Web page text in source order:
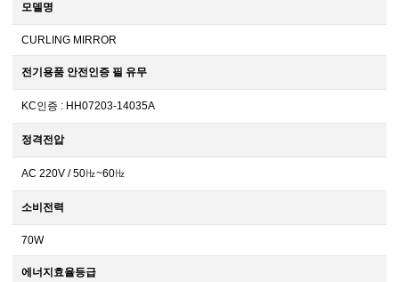
모델명
CURLING MIRROR
전기용품 안전인증 필 유무
KC인증 : HH07203-14035A
정격전압
AC 220V / 50㎐~60㎐
소비전력
70W
에너지효율등급